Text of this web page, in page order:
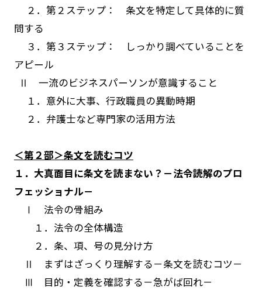
２．第２ステップ： 条文を特定して具体的に質
問する
３．第３ステップ： しっかり調べていることを
アピール
Ⅱ 一流のビジネスパーソンが意識すること
１．意外に大事、行政職員の異動時期
２．弁護士など専門家の活用方法
＜第２部＞条文を読むコツ
１．大真面目に条文を読まない？－法令読解のプロ
フェッショナル－
Ⅰ 法令の骨組み
１．法令の全体構造
２．条、項、号の見分け方
Ⅱ まずはざっくり理解する－条文を読むコツ－
Ⅲ 目的・定義を確認する－急がば回れ－